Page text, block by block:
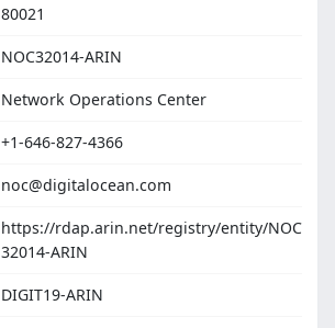
80021
NOC32014-ARIN
Network Operations Center
+1-646-827-4366
noc@digitalocean.com
https://rdap.arin.net/registry/entity/NOC
32014-ARIN
DIGIT19-ARIN